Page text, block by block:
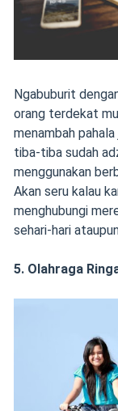
Ngabuburit
orang terdekat
menambah
tiba-tiba sudah
menggunakan
Akan seru kalau
menghubungi
sehari-hari
5. Olahraga